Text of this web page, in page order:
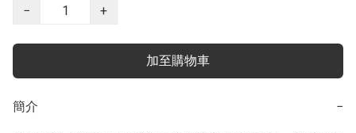
−
+
加至購物車
簡介 −